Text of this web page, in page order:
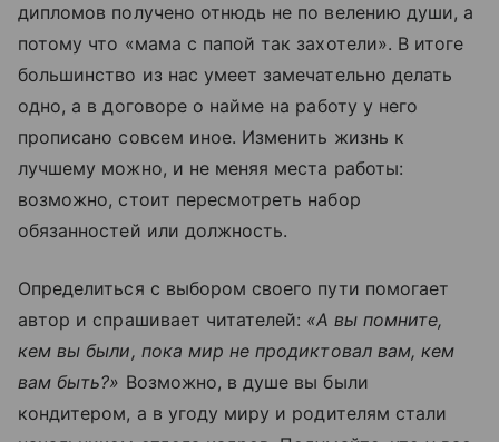
дипломов получено отнюдь не по велению души, а
потому что «мама с папой так захотели». В итоге
большинство из нас умеет замечательно делать
одно, а в договоре о найме на работу у него
прописано совсем иное. Изменить жизнь к
лучшему можно, и не меняя места работы:
возможно, стоит пересмотреть набор
обязанностей или должность.
Определиться с выбором своего пути помогает
автор и спрашивает читателей: «А вы помните,
кем вы были, пока мир не продиктовал вам, кем
вам быть?» Возможно, в душе вы были
кондитером, а в угоду миру и родителям стали